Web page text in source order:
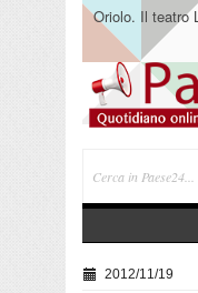
Oriolo. Il teatro
2012/11/19